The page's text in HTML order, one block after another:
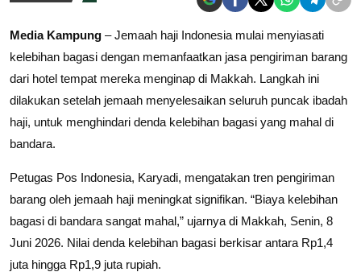
Media Kampung – Jemaah haji Indonesia mulai menyiasati
kelebihan bagasi dengan memanfaatkan jasa pengiriman barang
dari hotel tempat mereka menginap di Makkah. Langkah ini
dilakukan setelah jemaah menyelesaikan seluruh puncak ibadah
haji, untuk menghindari denda kelebihan bagasi yang mahal di
bandara.
Petugas Pos Indonesia, Karyadi, mengatakan tren pengiriman
barang oleh jemaah haji meningkat signifikan. “Biaya kelebihan
bagasi di bandara sangat mahal,” ujarnya di Makkah, Senin, 8
Juni 2026. Nilai denda kelebihan bagasi berkisar antara Rp1,4
juta hingga Rp1,9 juta rupiah.